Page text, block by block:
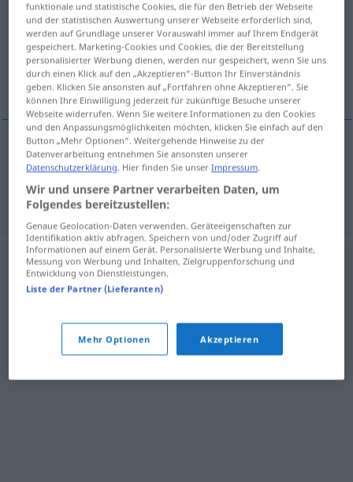
Übersicht aller Übersetzungen
(Für mehr Details die Übersetzung anklicken/antippen)
arrobar, extasiar
arrobar verzücken
extasiar verzücken
funktionale und statistische Cookies, die für den Betrieb der Webseite
und der statistischen Auswertung unserer Webseite erforderlich sind,
werden auf Grundlage unserer Vorauswahl immer auf Ihrem Endgerät
gespeichert. Marketing-Cookies und Cookies, die der Bereitstellung
personalisierter Werbung dienen, werden nur gespeichert, wenn Sie uns
durch einen Klick auf den „Akzeptieren“-Button Ihr Einverständnis
geben. Klicken Sie ansonsten auf „Fortfahren ohne Akzeptieren“. Sie
können Ihre Einwilligung jederzeit für zukünftige Besuche unserer
Webseite widerrufen. Wenn Sie weitere Informationen zu den Cookies
und den Anpassungsmöglichkeiten möchten, klicken Sie einfach auf den
Button „Mehr Optionen“. Weitergehende Hinweise zu der
Datenverarbeitung entnehmen Sie ansonsten unserer
Datenschutzerklärung. Hier finden Sie unserImpressum.
Wir und unsere Partner verarbeiten Daten, um
Folgendes bereitzustellen:
Genaue Geolocation-Daten verwenden. Geräteeigenschaften zur
Identifikation aktiv abfragen. Speichern von und/oder Zugriff auf
Informationen auf einem Gerät. Personalisierte Werbung und Inhalte,
Messung von Werbung und Inhalten, Zielgruppenforschung und
Entwicklung von Dienstleistungen.
Liste der Partner (Lieferanten)
Mehr Optionen Akzeptieren